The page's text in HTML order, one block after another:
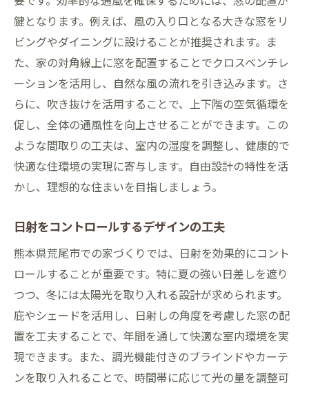
鍵となります。例えば、風の入り口となる大きな窓をリ
ビングやダイニングに設けることが推奨されます。ま
た、家の対角線上に窓を配置することでクロスベンチレ
ーションを活用し、自然な風の流れを引き込みます。さ
らに、吹き抜けを活用することで、上下階の空気循環を
促し、全体の通風性を向上させることができます。この
ような間取りの工夫は、室内の湿度を調整し、健康的で
快適な住環境の実現に寄与します。自由設計の特性を活
かし、理想的な住まいを目指しましょう。
日射をコントロールするデザインの工夫
熊本県荒尾市での家づくりでは、日射を効果的にコント
ロールすることが重要です。特に夏の強い日差しを遮り
つつ、冬には太陽光を取り入れる設計が求められます。
庇やシェードを活用し、日射しの角度を考慮した窓の配
置を工夫することで、年間を通して快適な室内環境を実
現できます。また、調光機能付きのブラインドやカーテ
ンを取り入れることで、時間帯に応じて光の量を調整可